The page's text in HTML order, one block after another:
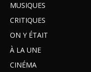
MUSIQUES
CRITIQUES
ON Y ÉTAIT
À LA UNE
CINÉMA